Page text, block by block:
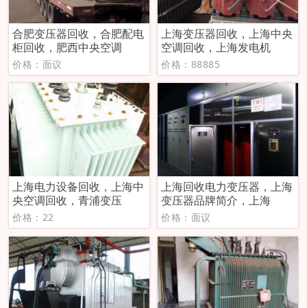
合肥变压器回收，合肥配电
柜回收，肥西中央空调
价格：面议
上海变压器回收，上海中央
空调回收，上海发电机
价格：88885
上海电力设备回收，上海中
央空调回收，青浦变压
价格：22
上海回收电力变压器，上海
变压器品牌简介，上海
价格：面议